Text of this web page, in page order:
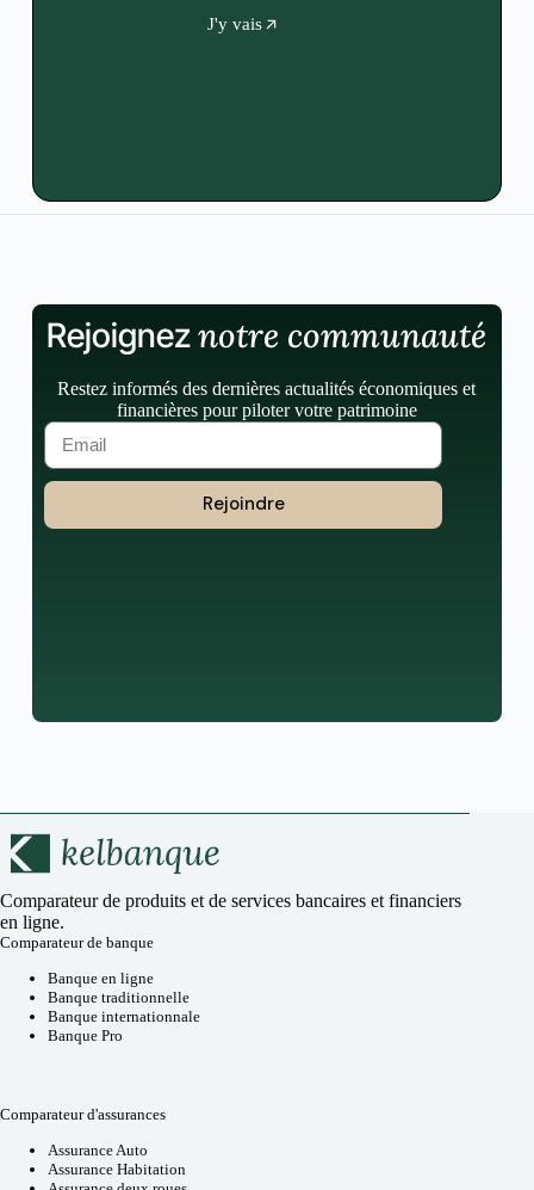
J'y vais
Rejoigneznotre communauté
Restez informés des dernières actualités économiques et
financières pour piloter votre patrimoine
Rejoindre
Comparateur de produits et de services bancaires et financiers
en ligne.
Comparateur de banque
Banque en ligne
Banque traditionnelle
Banque internationnale
Banque Pro
Comparateur d'assurances
Assurance Auto
Assurance Habitation